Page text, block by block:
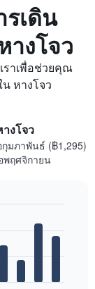
เดิน
างโจว
ราเพื่อช่วยคุณ
หางโจว
งโจว
มภาพันธ์ (฿1,295)
พฤศจิกายน